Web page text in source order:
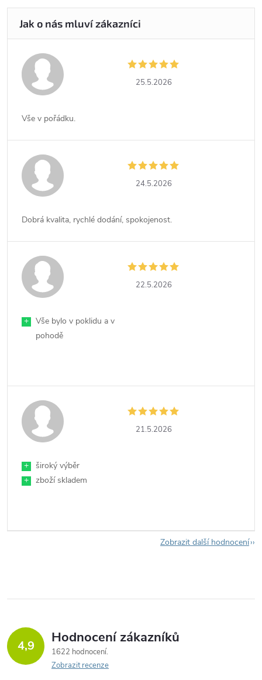
25.5.2026
Vše v pořádku.
24.5.2026
Dobrá kvalita, rychlé dodání, spokojenost.
22.5.2026
+
Vše bylo v poklidu a v
pohodě
21.5.2026
+
široký výběr
+
zboží skladem
Zobrazit další hodnocení
4,9 Hodnocení zákazníků
1622 hodnocení
Zobrazit recenze